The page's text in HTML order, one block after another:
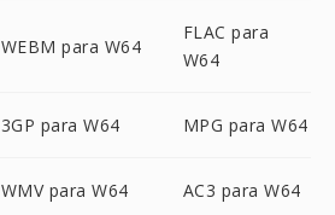
WEBM para W64
FLAC para
W64
3GP para W64 MPG para W64
WMV para W64 AC3 para W64